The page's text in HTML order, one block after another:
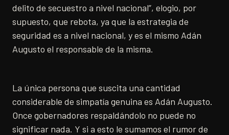
delito de secuestro a nivel nacional”, elogio, por
supuesto, que rebota, ya que la estrategia de
seguridad es a nivel nacional, y es el mismo Adán
Augusto el responsable de la misma.
La única persona que suscita una cantidad
considerable de simpatía genuina es Adán Augusto.
Once gobernadores respaldándolo no puede no
significar nada. Y si a esto le sumamos el rumor de